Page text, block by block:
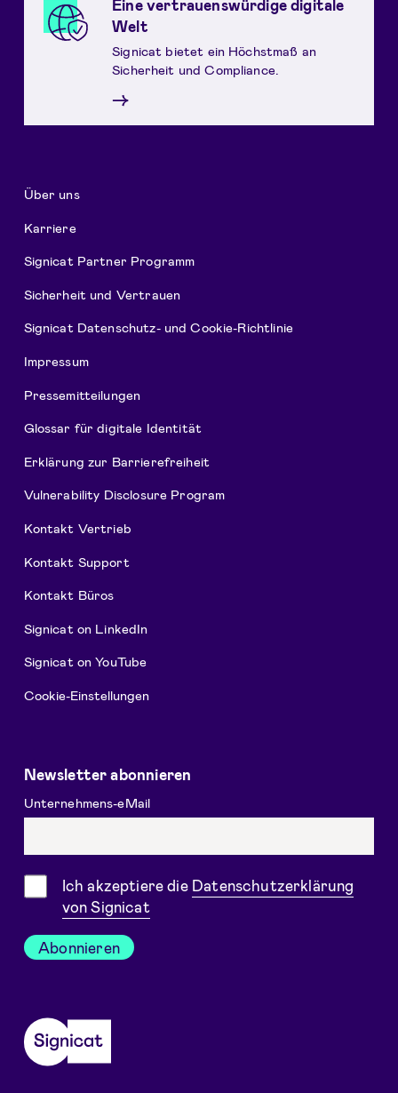
Eine vertrauenswürdige digitale
Welt
Signicat bietet ein Höchstmaß an
Sicherheit und Compliance.
→
Über uns
Karriere
Signicat Partner Programm
Sicherheit und Vertrauen
Signicat Datenschutz- und Cookie-Richtlinie
Impressum
Pressemitteilungen
Glossar für digitale Identität
Erklärung zur Barrierefreiheit
Vulnerability Disclosure Program
Kontakt Vertrieb
Kontakt Support
Kontakt Büros
Signicat on LinkedIn
Signicat on YouTube
Cookie-Einstellungen
Newsletter abonnieren
Unternehmens-eMail
Einwilligung
Ich akzeptiere die Datenschutzerklärung
von Signicat
Abonnieren